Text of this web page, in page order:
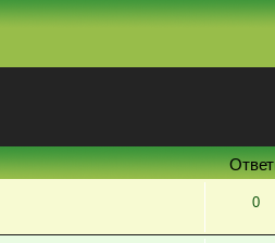
0